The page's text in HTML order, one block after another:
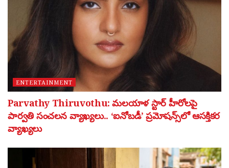
ENTERTAINMENT
Parvathy Thiruvothu: మలయాళ స్టార్ హీరోలపై
పార్వతి సంచలన వ్యాఖ్యలు.. ‘ఐనోబడీ’ ప్రమోషన్స్‌లో ఆసక్తికర
వ్యాఖ్యలు